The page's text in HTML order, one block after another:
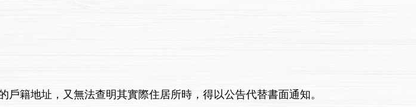
籍地址，又無法查明其實際住居所時，得以公告代替書面通知。